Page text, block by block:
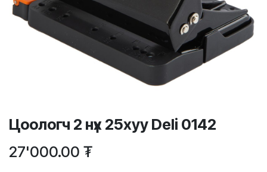
Цоологч 2 нүх 25хуу Deli 0142
27'000.00 ₮